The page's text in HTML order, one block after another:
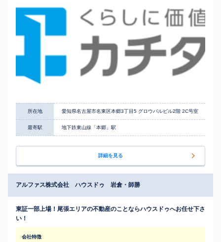
所在地 愛知県名古屋市名東区本郷3丁目5 グロウバルビル2階 2C号室
最寄駅 地下鉄東山線「本郷」駅
詳細を見る
アルファス株式会社 ハウスドゥ 岩倉・師勝
東証一部上場！尾張エリアの不動産のことならハウスドゥへお任せ下さ
い！
会社特徴